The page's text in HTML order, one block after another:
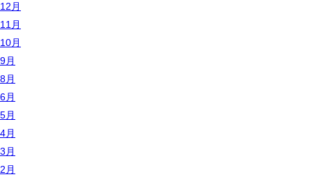
12月
11月
10月
9月
8月
6月
5月
4月
3月
2月